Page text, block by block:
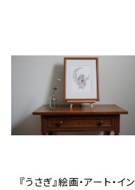
『うさぎ』絵画・アート・イン